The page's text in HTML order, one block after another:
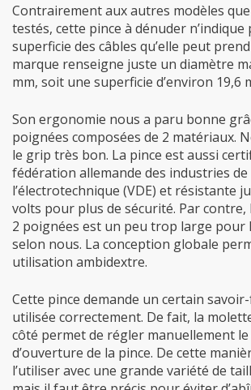
Contrairement aux autres modèles
testés, cette pince à dénuder n’indique
superficie des câbles qu’elle peut
marque renseigne juste un diamètre
mm, soit une superficie d’environ 19,6
Son ergonomie nous a paru bonne
poignées composées de 2 matériaux.
le grip très bon. La pince est aussi
fédération allemande des industries de
l’électrotechnique (VDE) et résistante
volts pour plus de sécurité. Par contre,
2 poignées est un peu trop large pour
selon nous. La conception globale
utilisation ambidextre.
Cette pince demande un certain
utilisée correctement. De fait, la
côté permet de régler manuellement
d’ouverture de la pince. De cette
l’utiliser avec une grande variété de